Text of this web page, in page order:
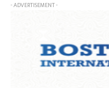
- ADVERTISEMENT -